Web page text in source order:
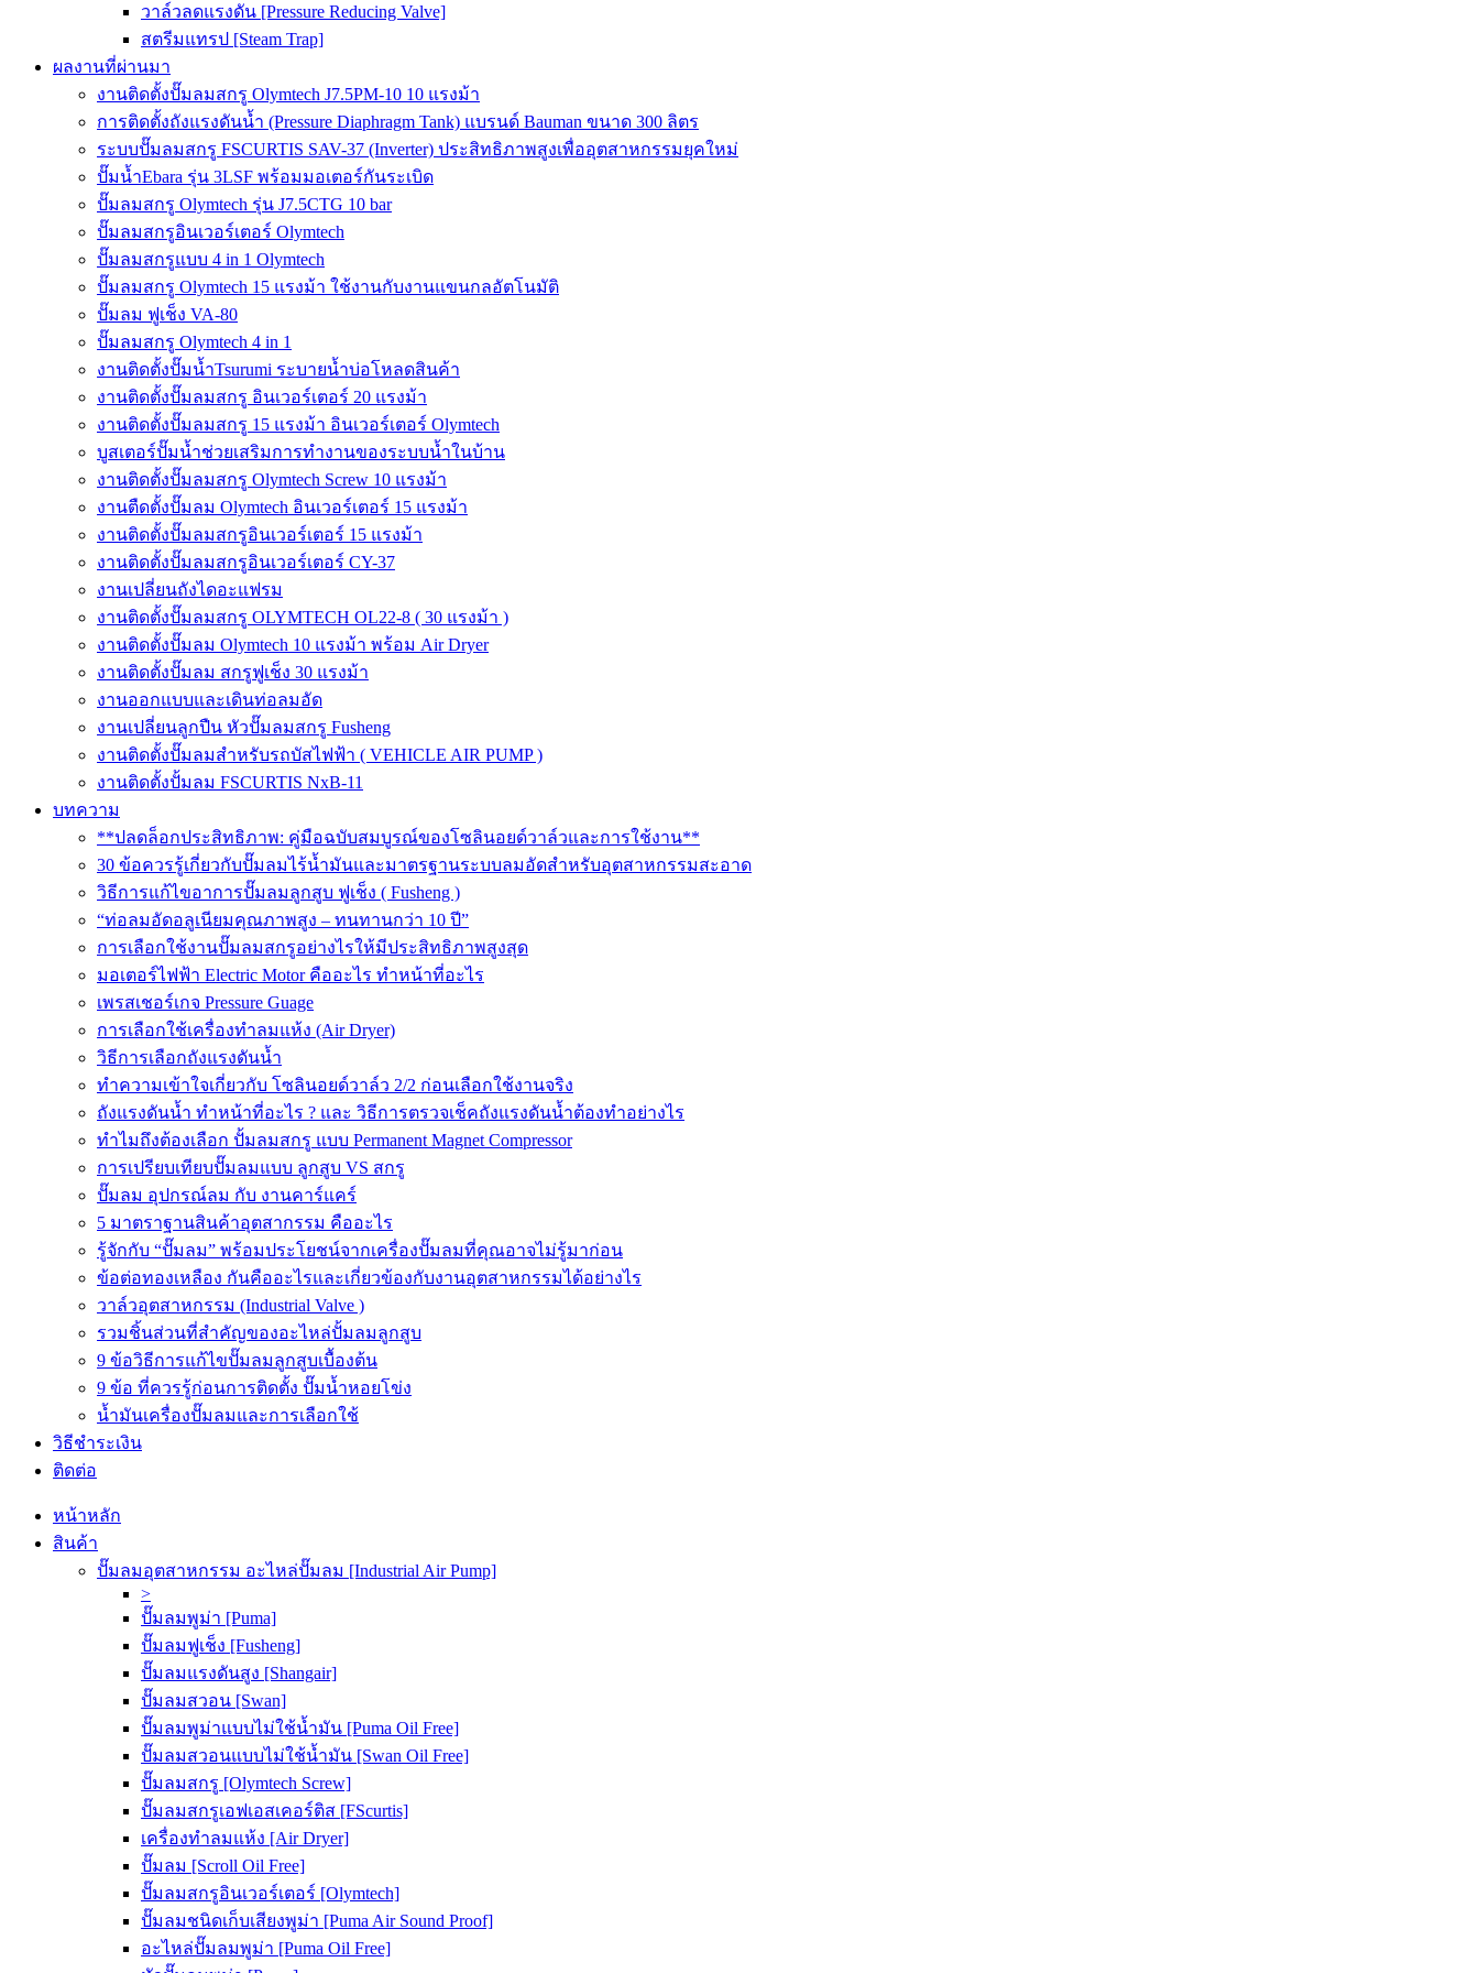
วาล์วลดแรงดัน [Pressure Reducing Valve]
สตรีมแทรป [Steam Trap]
ผลงานที่ผ่านมา
งานติดตั้งปั๊มลมสกรู Olymtech J7.5PM-10 10 แรงม้า
การติดตั้งถังแรงดันน้ำ (Pressure Diaphragm Tank) แบรนด์ Bauman ขนาด 300 ลิตร
ระบบปั๊มลมสกรู FSCURTIS SAV-37 (Inverter) ประสิทธิภาพสูงเพื่ออุตสาหกรรมยุคใหม่
ปั๊มน้ำEbara รุ่น 3LSF พร้อมมอเตอร์กันระเบิด
ปั๊มลมสกรู Olymtech รุ่น J7.5CTG 10 bar
ปั๊มลมสกรูอินเวอร์เตอร์ Olymtech
ปั๊มลมสกรูแบบ 4 in 1 Olymtech
ปั๊มลมสกรู Olymtech 15 แรงม้า ใช้งานกับงานแขนกลอัตโนมัติ
ปั๊มลม ฟูเช็ง VA-80
ปั๊มลมสกรู Olymtech 4 in 1
งานติดตั้งปั๊มน้ำTsurumi ระบายน้ำบ่อโหลดสินค้า
งานติดตั้งปั๊มลมสกรู อินเวอร์เตอร์ 20 แรงม้า
งานติดตั้งปั๊มลมสกรู 15 แรงม้า อินเวอร์เตอร์ Olymtech
บูสเตอร์ปั๊มน้ำช่วยเสริมการทำงานของระบบน้ำในบ้าน
งานติดตั้งปั๊มลมสกรู Olymtech Screw 10 แรงม้า
งานตืดตั้งปั๊มลม Olymtech อินเวอร์เตอร์ 15 แรงม้า
งานติดตั้งปั๊มลมสกรูอินเวอร์เตอร์ 15 แรงม้า
งานติดตั้งปั๊มลมสกรูอินเวอร์เตอร์ CY-37
งานเปลี่ยนถังไดอะแฟรม
งานติดตั้งปั๊มลมสกรู OLYMTECH OL22-8 ( 30 แรงม้า )
งานติดตั้งปั๊มลม Olymtech 10 แรงม้า พร้อม Air Dryer
งานติดตั้งปั๊มลม สกรูฟูเช็ง 30 แรงม้า
งานออกแบบและเดินท่อลมอัด
งานเปลี่ยนลูกปืน หัวปั๊มลมสกรู Fusheng
งานติดตั้งปั๊มลมสำหรับรถบัสไฟฟ้า ( VEHICLE AIR PUMP )
งานติดตั้งปั้มลม FSCURTIS NxB-11
บทความ
**ปลดล็อกประสิทธิภาพ: คู่มือฉบับสมบูรณ์ของโซลินอยด์วาล์วและการใช้งาน**
30 ข้อควรรู้เกี่ยวกับปั๊มลมไร้น้ำมันและมาตรฐานระบบลมอัดสำหรับอุตสาหกรรมสะอาด
วิธีการแก้ไขอาการปั๊มลมลูกสูบ ฟูเช็ง ( Fusheng )
“ท่อลมอัดอลูเนียมคุณภาพสูง – ทนทานกว่า 10 ปี”
การเลือกใช้งานปั๊มลมสกรูอย่างไรให้มีประสิทธิภาพสูงสุด
มอเตอร์ไฟฟ้า Electric Motor คืออะไร ทำหน้าที่อะไร
เพรสเชอร์เกจ Pressure Guage
การเลือกใช้เครื่องทำลมแห้ง (Air Dryer)
วิธีการเลือกถังแรงดันน้ำ
ทำความเข้าใจเกี่ยวกับ โซลินอยด์วาล์ว 2/2 ก่อนเลือกใช้งานจริง
ถังแรงดันน้ำ ทำหน้าที่อะไร ? และ วิธีการตรวจเช็คถังแรงดันน้ำต้องทำอย่างไร
ทำไมถึงต้องเลือก ปั้มลมสกรู แบบ Permanent Magnet Compressor
การเปรียบเทียบปั๊มลมแบบ ลูกสูบ VS สกรู
ปั๊มลม อุปกรณ์ลม กับ งานคาร์แคร์
5 มาตราฐานสินค้าอุตสากรรม คืออะไร
รู้จักกับ “ปั๊มลม” พร้อมประโยชน์จากเครื่องปั๊มลมที่คุณอาจไม่รู้มาก่อน
ข้อต่อทองเหลือง กันคืออะไรและเกี่ยวข้องกับงานอุตสาหกรรมได้อย่างไร
วาล์วอุตสาหกรรม (Industrial Valve )
รวมชิ้นส่วนที่สำคัญของอะไหล่ปั้มลมลูกสูบ
9 ข้อวิธีการแก้ไขปั๊มลมลูกสูบเบื้องต้น
9 ข้อ ที่ควรรู้ก่อนการติดตั้ง ปั๊มน้ำหอยโข่ง
น้ำมันเครื่องปั๊มลมและการเลือกใช้
วิธีชำระเงิน
ติดต่อ
หน้าหลัก
สินค้า
ปั๊มลมอุตสาหกรรม อะไหล่ปั๊มลม [Industrial Air Pump]
>
ปั๊มลมพูม่า [Puma]
ปั๊มลมฟูเช็ง [Fusheng]
ปั๊มลมแรงดันสูง [Shangair]
ปั๊มลมสวอน [Swan]
ปั๊มลมพูม่าแบบไม่ใช้น้ำมัน [Puma Oil Free]
ปั๊มลมสวอนแบบไม่ใช้น้ำมัน [Swan Oil Free]
ปั๊มลมสกรู [Olymtech Screw]
ปั๊มลมสกรูเอฟเอสเคอร์ติส [FScurtis]
เครื่องทำลมแห้ง [Air Dryer]
ปั๊มลม [Scroll Oil Free]
ปั๊มลมสกรูอินเวอร์เตอร์ [Olymtech]
ปั๊มลมชนิดเก็บเสียงพูม่า [Puma Air Sound Proof]
อะไหล่ปั๊มลมพูม่า [Puma Oil Free]